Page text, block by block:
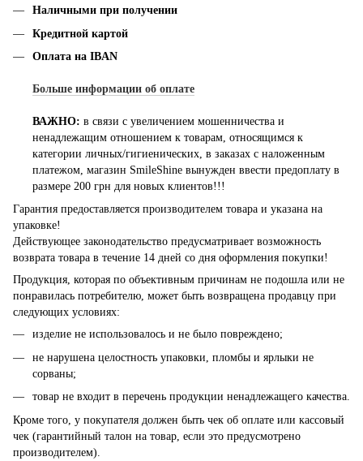
Наличными при получении
Кредитной картой
Оплата на IBAN
Больше информации об оплате
ВАЖНО: в связи с увеличением мошенничества и
ненадлежащим отношением к товарам, относящимся к
категории личных/гигиенических, в заказах с наложенным
платежом, магазин SmileShine вынужден ввести предоплату в
размере 200 грн для новых клиентов!!!
Гарантия предоставляется производителем товара и указана на
упаковке!
Действующее законодательство предусматривает возможность
возврата товара в течение 14 дней со дня оформления покупки!
Продукция, которая по объективным причинам не подошла или не
понравилась потребителю, может быть возвращена продавцу при
следующих условиях:
изделие не использовалось и не было повреждено;
не нарушена целостность упаковки, пломбы и ярлыки не
сорваны;
товар не входит в перечень продукции ненадлежащего качества.
Кроме того, у покупателя должен быть чек об оплате или кассовый
чек (гарантийный талон на товар, если это предусмотрено
производителем).